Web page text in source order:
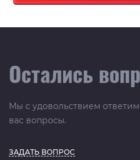
Остались
Мы с удовольствием
вас вопросы.
ЗАДАТЬ ВОПРОС